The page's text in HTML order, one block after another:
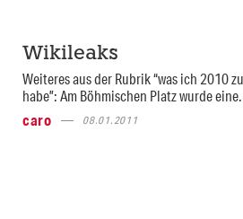
Wikileaks
Weiteres aus der Rubrik “was ich 2010
habe”: Am Böhmischen Platz wurde
caro
08.01.2011